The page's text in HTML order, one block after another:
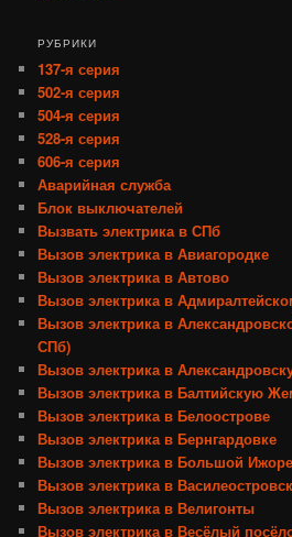
РУБРИКИ
137-я серия
502-я серия
504-я серия
528-я серия
606-я серия
Аварийная служба
Блок выключателей
Вызвать электрика в СПб
Вызов электрика в Авиагородке
Вызов электрика в Автово
Вызов электрика в
Вызов электрика в
СПб)
Вызов электрика в
Вызов электрика в Балтийскую
Вызов электрика в Белоострове
Вызов электрика в Бернгардовке
Вызов электрика в Большой Ижоре
Вызов электрика в
Вызов электрика в Велигонты
Вызов электрика в Весёлый